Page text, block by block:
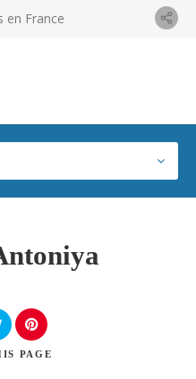
en France
PAGE